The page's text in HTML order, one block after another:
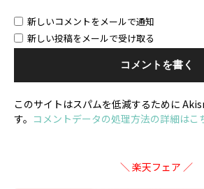
新しいコメントをメールで通知
新しい投稿をメールで受け取る
このサイトはスパムを低減するために
す。 コメントデータの処理方法の詳細はこ
＼ 楽天フェア ／